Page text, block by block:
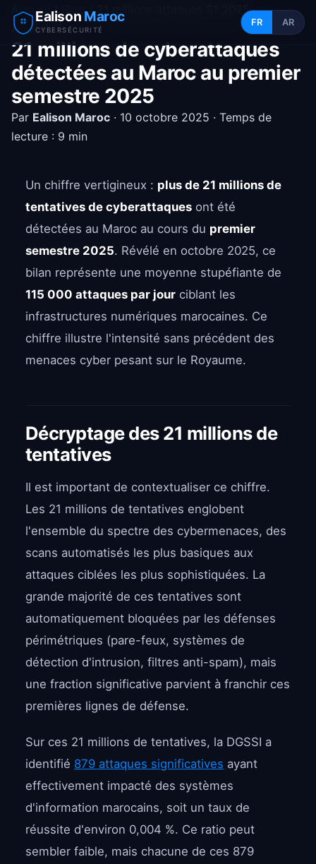
Ealison Maroc
CYBERSÉCURITÉ
FR AR
Accueil / Blog/ 21 millions attaques S1 2025
ANALYSE
21 millions de cyberattaques
détectées au Maroc au premier
semestre 2025
Par Ealison Maroc · 10 octobre 2025 · Temps de
lecture : 9 min
Un chiffre vertigineux : plus de 21 millions de
tentatives de cyberattaques ont été
détectées au Maroc au cours du premier
semestre 2025. Révélé en octobre 2025, ce
bilan représente une moyenne stupéfiante de
115 000 attaques par jour ciblant les
infrastructures numériques marocaines. Ce
chiffre illustre l'intensité sans précédent des
menaces cyber pesant sur le Royaume.
Décryptage des 21 millions de
tentatives
Il est important de contextualiser ce chiffre.
Les 21 millions de tentatives englobent
l'ensemble du spectre des cybermenaces, des
scans automatisés les plus basiques aux
attaques ciblées les plus sophistiquées. La
grande majorité de ces tentatives sont
automatiquement bloquées par les défenses
périmétriques (pare-feux, systèmes de
détection d'intrusion, filtres anti-spam), mais
une fraction significative parvient à franchir ces
premières lignes de défense.
Sur ces 21 millions de tentatives, la DGSSI a
identifié 879 attaques significatives ayant
effectivement impacté des systèmes
d'information marocains, soit un taux de
réussite d'environ 0,004 %. Ce ratio peut
sembler faible, mais chacune de ces 879